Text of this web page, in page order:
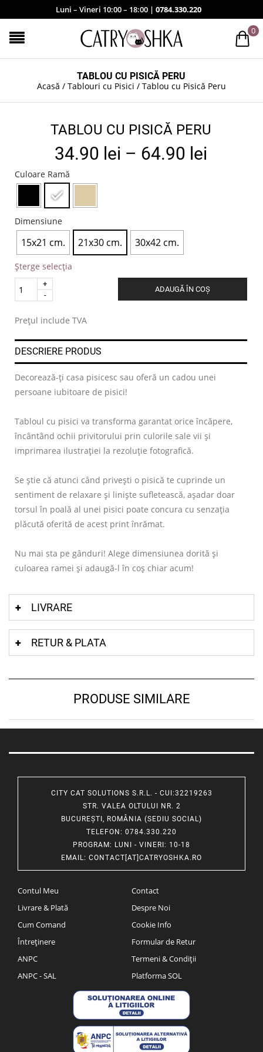
Luni – Vineri 10:00 – 18:00 | 0784.330.220
0
TABLOU CU PISICĂ PERU
Acasă / Tablouri cu Pisici / Tablou cu Pisică Peru
TABLOU CU PISICĂ PERU
34.90 lei – 64.90 lei
Culoare Ramă
Dimensiune
15x21 cm. 21x30 cm. 30x42 cm.
Șterge selecția
Quantity
ADAUGĂ ÎN COȘ
Prețul include TVA
DESCRIERE PRODUS
Decorează-ți casa pisicesc sau oferă un cadou unei
persoane iubitoare de pisici!
Tabloul cu pisici va transforma garantat orice încăpere,
încântând ochii privitorului prin culorile sale vii și
imprimarea ilustrației la rezoluție fotografică.
Se știe că atunci când privești o pisică te cuprinde un
sentiment de relaxare și liniște sufletească, așadar doar
torsul în poală al unei pisici poate concura cu senzația
plăcută oferită de acest print înrămat.
Nu mai sta pe gânduri! Alege dimensiunea dorită și
culoarea ramei și adaugă-l în coș chiar acum!
LIVRARE
RETUR & PLATA
PRODUSE SIMILARE
CITY CAT SOLUTIONS S.R.L. - CUI:32219263
STR. VALEA OLTULUI NR. 2
BUCUREȘTI, ROMÂNIA (SEDIU SOCIAL)
TELEFON : 0784.330.220
PROGRAM: LUNI - VINERI: 10-18
EMAIL: CONTACT[AT]CATRYOSHKA.RO
Contul Meu
Livrare & Plată
Cum Comand
Întreținere
ANPC
ANPC - SAL
Contact
Despre Noi
Cookie Info
Formular de Retur
Termeni & Condiții
Platforma SOL